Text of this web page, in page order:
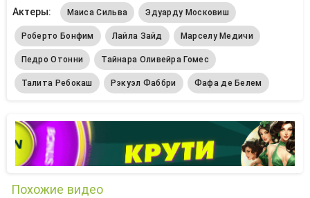
Актеры: Маиса Сильва Эдуарду Московиш
Роберто Бонфим Лайла Зайд Марселу Медичи
Педро Отонни Тайнара Оливейра Гомес
Талита Ребокаш Рэкуэл Фаббри Фафа де Белем
Похожие видео